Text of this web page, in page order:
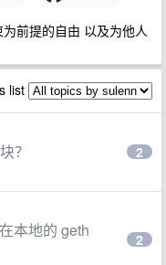
前提的自由 以及为他人
list
？ 2
本地的 geth
2